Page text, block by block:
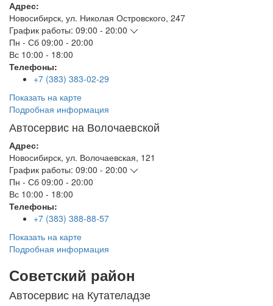
Адрес:
Новосибирск, ул. Николая Островского, 247
График работы: 09:00 - 20:00
Пн - Сб 09:00 - 20:00
Вс 10:00 - 18:00
Телефоны:
+7 (383) 383-02-29
Показать на карте
Подробная информация
Автосервис на Волочаевской
Адрес:
Новосибирск, ул. Волочаевская, 121
График работы: 09:00 - 20:00
Пн - Сб 09:00 - 20:00
Вс 10:00 - 18:00
Телефоны:
+7 (383) 388-88-57
Показать на карте
Подробная информация
Советский район
Автосервис на Кутателадзе